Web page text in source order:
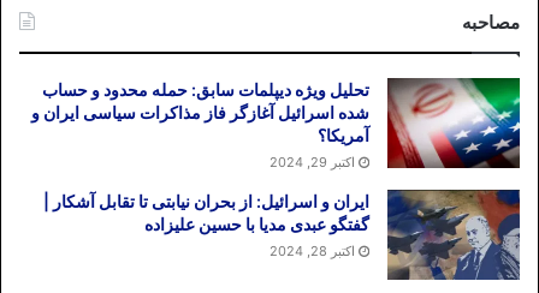
مصاحبه
تحلیل ویژه دیپلمات سابق: حمله محدود و حساب
شده اسرائیل آغازگر فاز مذاکرات سیاسی ایران و
آمریکا؟
اکتبر 29, 2024
ایران و اسرائیل: از بحران نیابتی تا تقابل آشکار |
گفتگو عبدی مدیا با حسین علیزاده
اکتبر 28, 2024